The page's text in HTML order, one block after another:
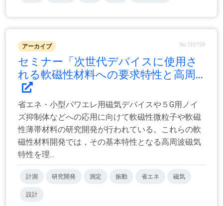
アーカイブ No.139759
セミナー「次世代デバイスに使用さ
れる軟磁性材料への要求特性と高周...
省エネ・小型パワエレ用磁気デバイスや５G用ノイ
ズ抑制体などへの応用に向けて軟磁性微粒子や軟磁
性薄帯材料の研究開発が行われている。これらの軟
磁性材料開発では，その基本特性となる高周波磁気
特性を理...
計測 研究開発 測定 振動 省エネ 磁気
設計